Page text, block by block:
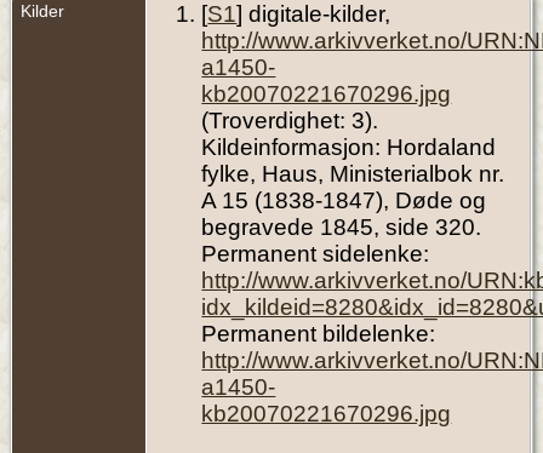
Kilder [S1] digitale-kilder,
http://www.arkivverket.no/
a1450-
kb20070221670296.jpg
(Troverdighet: 3).
Kildeinformasjon: Hordaland
fylke, Haus, Ministerialbok nr.
A 15 (1838-1847), Døde og
begravede 1845, side 320.
Permanent sidelenke:
http://www.arkivverket.no/
Permanent bildelenke:
http://www.arkivverket.no/
a1450-
kb20070221670296.jpg